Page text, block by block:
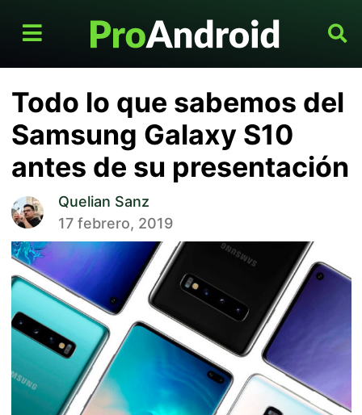
Todo lo que sabemos del
Samsung Galaxy S10
antes de su presentación
Quelian Sanz
17 febrero, 2019